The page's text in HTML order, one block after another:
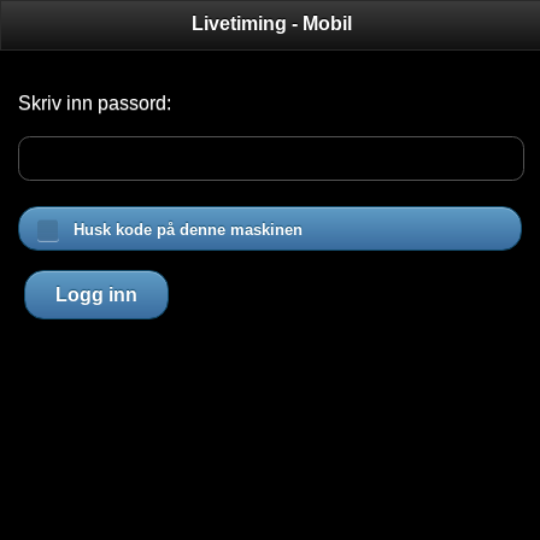
Livetiming - Mobil
Skriv inn passord:
Husk kode på denne maskinen
Logg inn